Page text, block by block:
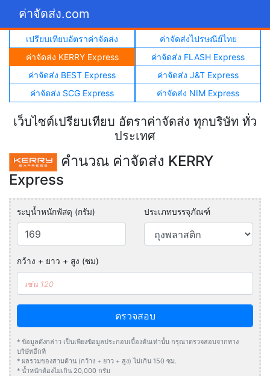
ค่าจัดส่ง.com
เปรียบเทียบอัตราค่าจัดส่ง
ค่าจัดส่งไปรษณีย์ไทย
ค่าจัดส่ง KERRY Express
ค่าจัดส่ง FLASH Express
ค่าจัดส่ง BEST Express
ค่าจัดส่ง J&T Express
ค่าจัดส่ง SCG Express
ค่าจัดส่ง NIM Express
เว็บไซต์เปรียบเทียบ อัตราค่าจัดส่ง ทุกบริษัท ทั่ว
ประเทศ
คำนวณ ค่าจัดส่ง KERRY
Express
ระบุน้ำหนักพัสดุ (กรัม) ประเภทบรรจุภัณฑ์
กว้าง + ยาว + สูง (ซม)
ตรวจสอบ
* ข้อมูลดังกล่าว เป็นเพียงข้อมูลประกอบเบื้องต้นเท่านั้น กรุณาตรวจสอบจากทาง
บริษัทอีกที
* ผลรวมของสามด้าน (กว้าง + ยาว + สูง) ไม่เกิน 150 ซม.
* น้ำหนักต้องไมเกิน 20,000 กรัม